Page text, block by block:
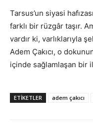
Tarsus’un siyasi
farklı bir rüzgâr taşır.
vardır ki, varlıklarıyla
Adem Çakıcı, o
içinde sağlamlaşan bir
ETIKETLER adem çakıcı